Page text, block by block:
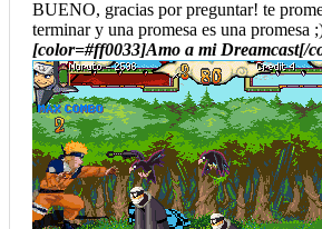
BUENO, gracias por preguntar! te
terminar y una promesa es una promesa
[color=#ff0033]Amo a mi Dreamcast[/